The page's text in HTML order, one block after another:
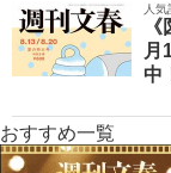
人
月
中
おすすめ一覧